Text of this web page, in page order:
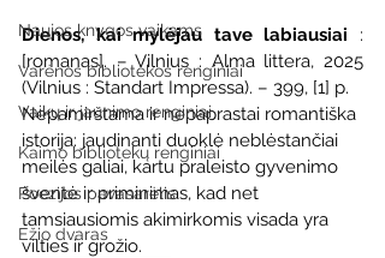
Naujos knygos vaikams
Varėnos bibliotekos renginiai
Vaikų ir jaunimo renginiai
Kaimo bibliotekų renginiai
Poezijos pavasarėlis
Ežio dvaras
Dienos, kai mylėjau tave labiausiai :
[romanas]. – Vilnius : Alma littera, 2025
(Vilnius : Standart Impressa). – 399, [1] p.
Nepamirštama ir nepaprastai romantiška
istorija: jaudinanti duoklė neblėstančiai
meilės galiai, kartu praleisto gyvenimo
šventė ir priminimas, kad net
tamsiausiomis akimirkomis visada yra
vilties ir grožio.